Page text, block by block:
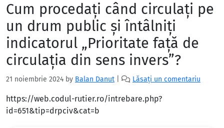
Cum procedaţi când circulaţi pe
un drum public şi întâlniţi
indicatorul „Prioritate faţă de
circulaţia din sens invers”?
21 noiembrie 2024 by Balan Danut Lăsați un comentariu
https://web.codul-rutier.ro/intrebare.php?
id=651&tip=drpciv&cat=b